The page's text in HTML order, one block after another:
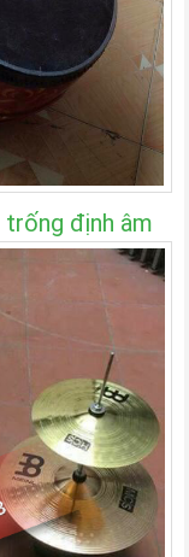
trống định âm